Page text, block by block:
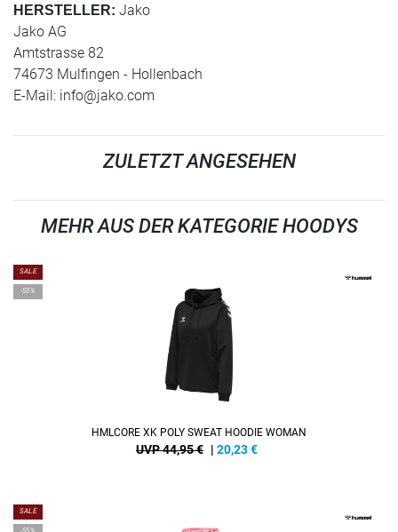
HERSTELLER: Jako
Jako AG
Amtstrasse 82
74673 Mulfingen - Hollenbach
E-Mail: info@jako.com
ZULETZT ANGESEHEN
MEHR AUS DER KATEGORIE HOODYS
SALE
-55%
HMLCORE XK POLY SWEAT HOODIE WOMAN
UVP 44,95 € | 20,23€
SALE